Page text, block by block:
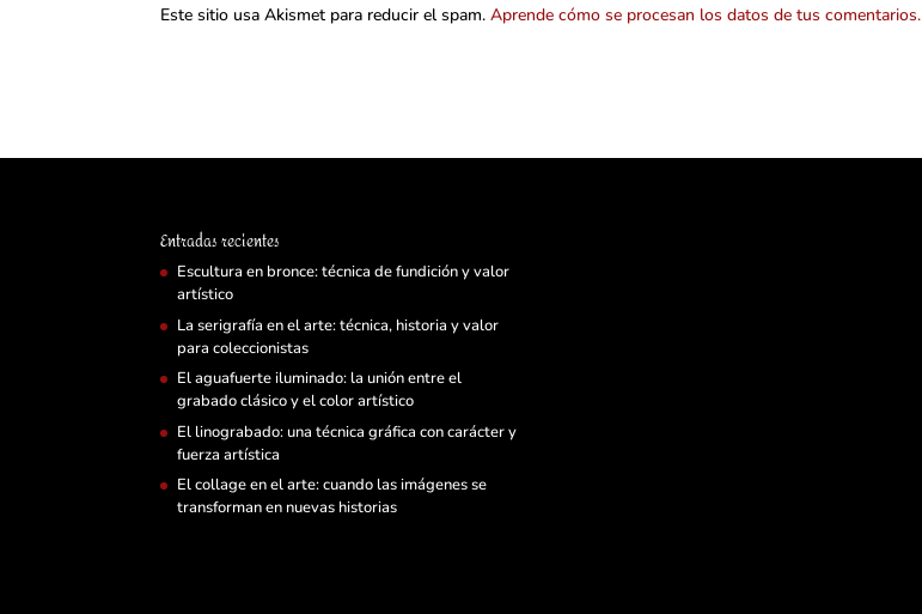
Este sitio usa Akismet para reducir el spam.Aprende cómo se procesan los datos de tus comentarios.
Entradas recientes
Escultura en bronce: técnica de fundición y valor
artístico
La serigrafía en el arte: técnica, historia y valor
para coleccionistas
El aguafuerte iluminado: la unión entre el
grabado clásico y el color artístico
El linograbado: una técnica gráfica con carácter y
fuerza artística
El collage en el arte: cuando las imágenes se
transforman en nuevas historias